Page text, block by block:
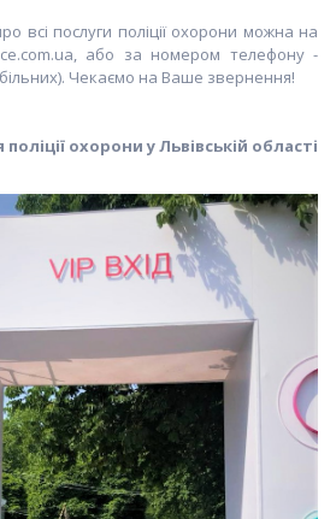
всі послуги поліції охорони можна на
або за номером телефону -
Чекаємо на Ваше звернення!
охорони у Львівській області